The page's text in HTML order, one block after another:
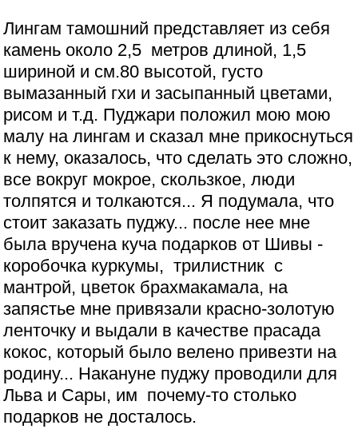
Лингам тамошний представляет из себя
камень около 2,5 метров длиной, 1,5
шириной и см.80 высотой, густо
вымазанный гхи и засыпанный цветами,
рисом и т.д. Пуджари положил мою мою
малу на лингам и сказал мне прикоснуться
к нему, оказалось, что сделать это сложно,
все вокруг мокрое, скользкое, люди
толпятся и толкаются... Я подумала, что
стоит заказать пуджу... после нее мне
была вручена куча подарков от Шивы -
коробочка куркумы, трилистник с
мантрой, цветок брахмакамала, на
запястье мне привязали красно-золотую
ленточку и выдали в качестве прасада
кокос, который было велено привезти на
родину... Накануне пуджу проводили для
Льва и Сары, им почему-то столько
подарков не досталось.